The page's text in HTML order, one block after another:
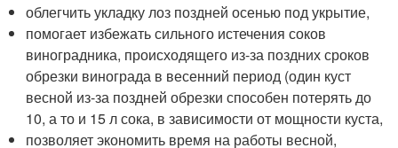
облегчить укладку лоз поздней осенью под укрытие,
помогает избежать сильного истечения соков
виноградника, происходящего из-за поздних сроков
обрезки винограда в весенний период (один куст
весной из-за поздней обрезки способен потерять до
10, а то и 15 л сока, в зависимости от мощности куста,
позволяет экономить время на работы весной,